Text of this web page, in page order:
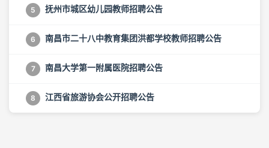
5 抚州市城区幼儿园教师招聘公告
6 南昌市二十八中教育集团洪都学校教师招聘公告
7 南昌大学第一附属医院招聘公告
8 江西省旅游协会公开招聘公告